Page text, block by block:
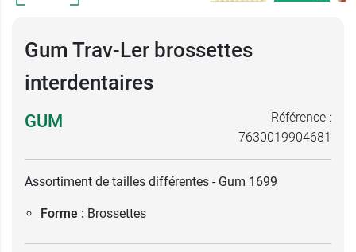
Gum Trav-Ler brossettes
interdentaires
GUM
Référence :
7630019904681
Assortiment de tailles différentes - Gum 1699
Forme : Brossettes